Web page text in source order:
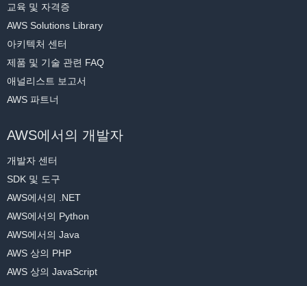
교육 및 자격증
AWS Solutions Library
아키텍처 센터
제품 및 기술 관련 FAQ
애널리스트 보고서
AWS 파트너
AWS에서의 개발자
개발자 센터
SDK 및 도구
AWS에서의 .NET
AWS에서의 Python
AWS에서의 Java
AWS 상의 PHP
AWS 상의 JavaScript